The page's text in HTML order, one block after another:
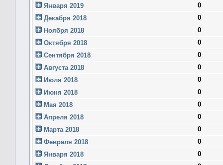
Января 2019
0
Декабря 2018
0
Ноября 2018
0
Октября 2018
0
Сентября 2018
0
Августа 2018
0
Июля 2018
0
Июня 2018
0
Мая 2018
0
Апреля 2018
0
Марта 2018
0
Февраля 2018
0
Января 2018
0